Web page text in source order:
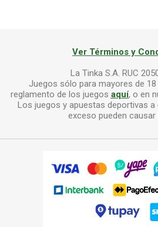
Ver Términos y
La Tinka S.A. RUC
Juegos sólo para mayores de
reglamento de los juegos aquí, o en
Los juegos y apuestas deportivas
exceso pueden causar